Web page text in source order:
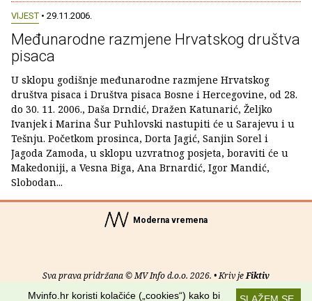
VIJEST • 29.11.2006.
Međunarodne razmjene Hrvatskog društva
pisaca
U sklopu godišnje međunarodne razmjene Hrvatskog
društva pisaca i Društva pisaca Bosne i Hercegovine, od 28.
do 30. 11. 2006., Daša Drndić, Dražen Katunarić, Željko
Ivanjek i Marina Šur Puhlovski nastupiti će u Sarajevu i u
Tešnju. Početkom prosinca, Dorta Jagić, Sanjin Sorel i
Jagoda Zamoda, u sklopu uzvratnog posjeta, boraviti će u
Makedoniji, a Vesna Biga, Ana Brnardić, Igor Mandić,
Slobodan...
Moderna vremena
Sva prava pridržana © MV Info d.o.o. 2026. • Kriv jeFiktiv
Mvinfo.hr koristi kolačiće („cookies“) kako bi